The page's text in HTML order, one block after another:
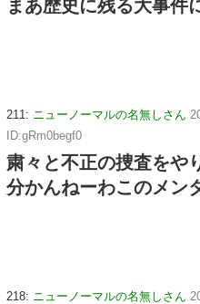
まあ歴史に残る大事件
211: ニューノーマルの名無しさん
ID:gRm0begf0
粛々と不正の捜査をや
分かんねーわこのメン
218: ニューノーマルの名無しさん